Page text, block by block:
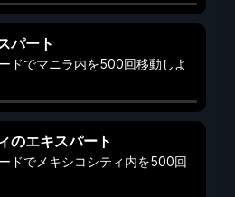
パート
ドでマニラ内を500回移動しよ
のエキスパート
ドでメキシコシティ内を500回